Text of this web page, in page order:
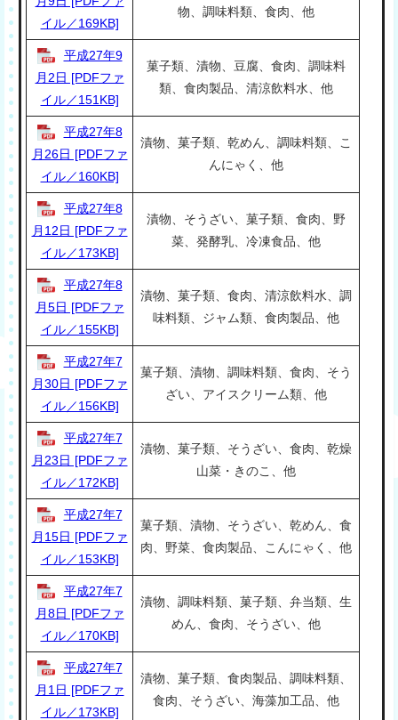
イル／169KB]
物、調味料類、食肉、他
平成27年9
月2日 [PDFファ
イル／151KB]
菓子類、漬物、豆腐、食肉、調味料
類、食肉製品、清涼飲料水、他
平成27年8
月26日 [PDFファ
イル／160KB]
漬物、菓子類、乾めん、調味料類、こ
んにゃく、他
平成27年8
月12日 [PDFファ
イル／173KB]
漬物、そうざい、菓子類、食肉、野
菜、発酵乳、冷凍食品、他
平成27年8
月5日 [PDFファ
イル／155KB]
漬物、菓子類、食肉、清涼飲料水、調
味料類、ジャム類、食肉製品、他
平成27年7
月30日 [PDFファ
イル／156KB]
菓子類、漬物、調味料類、食肉、そう
ざい、アイスクリーム類、他
平成27年7
月23日 [PDFファ
イル／172KB]
漬物、菓子類、そうざい、食肉、乾燥
山菜・きのこ、他
平成27年7
月15日 [PDFファ
イル／153KB]
菓子類、漬物、そうざい、乾めん、食
肉、野菜、食肉製品、こんにゃく、他
平成27年7
月8日 [PDFファ
イル／170KB]
漬物、調味料類、菓子類、弁当類、生
めん、食肉、そうざい、他
平成27年7
月1日 [PDFファ
イル／173KB]
漬物、菓子類、食肉製品、調味料類、
食肉、そうざい、海藻加工品、他